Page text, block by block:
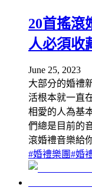
20首搖滾
人必須收
June 25, 2023
大部分的婚禮
活根本就一直
相愛的人為基
們總是目前的
滾婚禮音樂給
#婚禮樂團#婚